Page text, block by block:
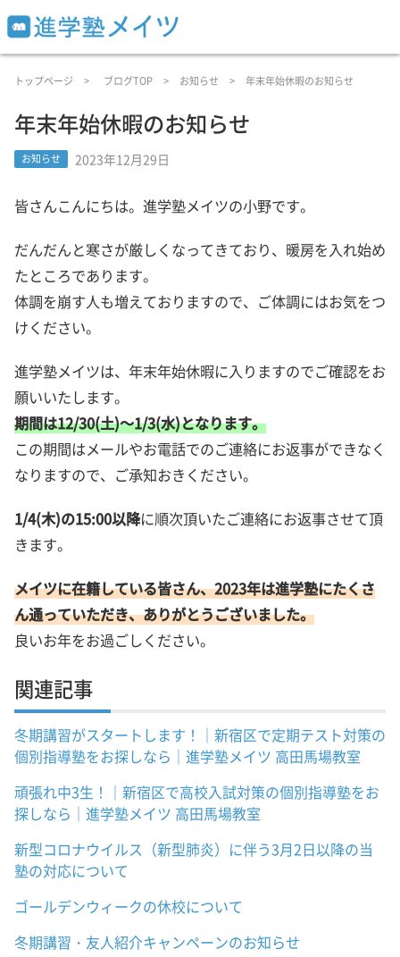
トップページ ブログTOP お知らせ 年末年始休暇のお知らせ
年末年始休暇のお知らせ
お知らせ 2023年12月29日
皆さんこんにちは。進学塾メイツの小野です。
だんだんと寒さが厳しくなってきており、暖房を入れ始め
たところであります。
体調を崩す人も増えておりますので、ご体調にはお気をつ
けください。
進学塾メイツは、年末年始休暇に入りますのでご確認をお
願いいたします。
期間は12/30(土)～1/3(水)となります。
この期間はメールやお電話でのご連絡にお返事ができなく
なりますので、ご承知おきください。
1/4(木)の15:00以降に順次頂いたご連絡にお返事させて頂
きます。
メイツに在籍している皆さん、2023年は進学塾にたくさ
ん通っていただき、ありがとうございました。
良いお年をお過ごしください。
関連記事
冬期講習がスタートします！｜新宿区で定期テスト対策の
個別指導塾をお探しなら｜進学塾メイツ 高田馬場教室
頑張れ中3生！｜新宿区で高校入試対策の個別指導塾をお
探しなら｜進学塾メイツ 高田馬場教室
新型コロナウイルス（新型肺炎）に伴う3月2日以降の当
塾の対応について
ゴールデンウィークの休校について
冬期講習・友人紹介キャンペーンのお知らせ